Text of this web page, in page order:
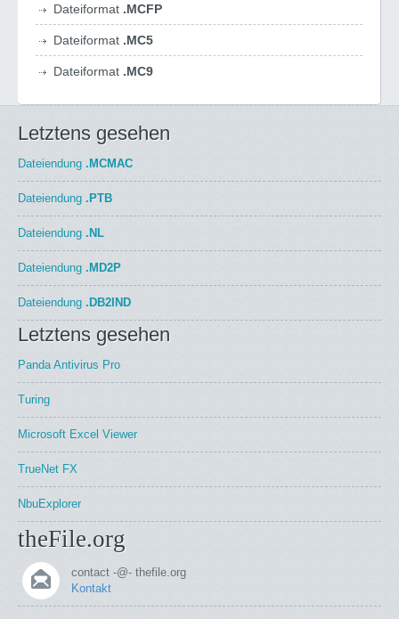
Dateiformat .MCFP
Dateiformat .MC5
Dateiformat .MC9
Letztens gesehen
Dateiendung .MCMAC
Dateiendung .PTB
Dateiendung .NL
Dateiendung .MD2P
Dateiendung .DB2IND
Letztens gesehen
Panda Antivirus Pro
Turing
Microsoft Excel Viewer
TrueNet FX
NbuExplorer
theFile.org
contact -@- thefile.org
Kontakt